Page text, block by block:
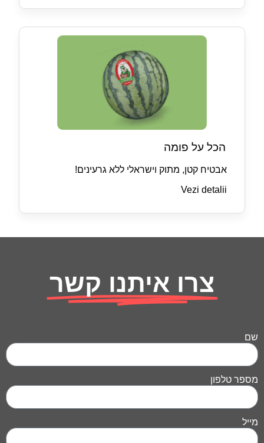
הכל על פומה
אבטיח קטן, מתוק וישראלי ללא גרעינים!
Vezi detalii
צרו איתנו קשר
שם
מספר טלפון
מייל